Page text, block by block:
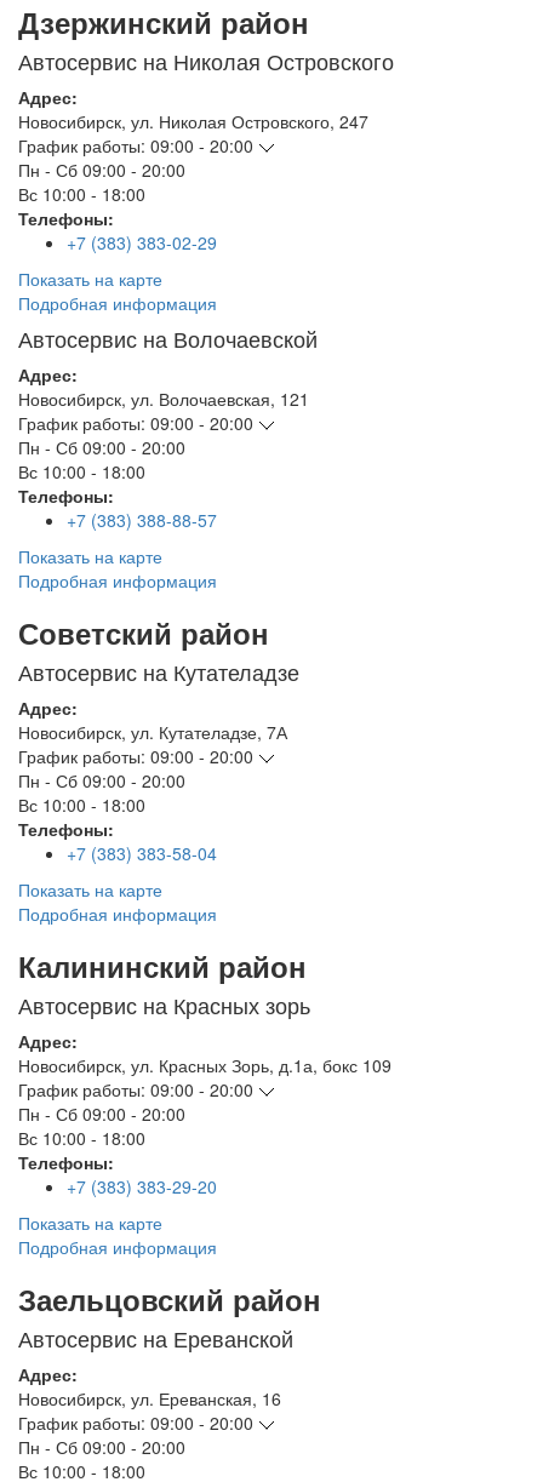
Дзержинский район
Автосервис на Николая Островского
Адрес:
Новосибирск, ул. Николая Островского, 247
График работы: 09:00 - 20:00
Пн - Сб 09:00 - 20:00
Вс 10:00 - 18:00
Телефоны:
+7 (383) 383-02-29
Показать на карте
Подробная информация
Автосервис на Волочаевской
Адрес:
Новосибирск, ул. Волочаевская, 121
График работы: 09:00 - 20:00
Пн - Сб 09:00 - 20:00
Вс 10:00 - 18:00
Телефоны:
+7 (383) 388-88-57
Показать на карте
Подробная информация
Советский район
Автосервис на Кутателадзе
Адрес:
Новосибирск, ул. Кутателадзе, 7А
График работы: 09:00 - 20:00
Пн - Сб 09:00 - 20:00
Вс 10:00 - 18:00
Телефоны:
+7 (383) 383-58-04
Показать на карте
Подробная информация
Калининский район
Автосервис на Красных зорь
Адрес:
Новосибирск, ул. Красных Зорь, д.1а, бокс 109
График работы: 09:00 - 20:00
Пн - Сб 09:00 - 20:00
Вс 10:00 - 18:00
Телефоны:
+7 (383) 383-29-20
Показать на карте
Подробная информация
Заельцовский район
Автосервис на Ереванской
Адрес:
Новосибирск, ул. Ереванская, 16
График работы: 09:00 - 20:00
Пн - Сб 09:00 - 20:00
Вс 10:00 - 18:00